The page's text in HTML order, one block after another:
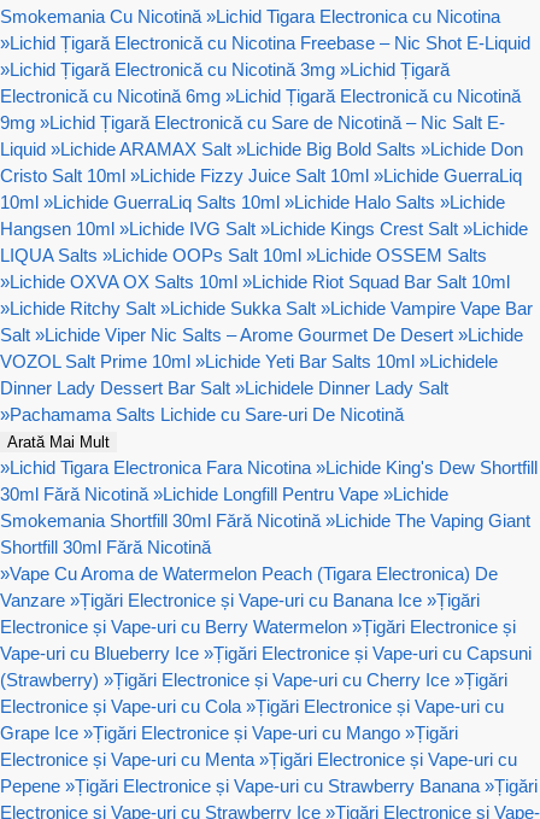
Smokemania Cu Nicotină »Lichid Tigara Electronica cu Nicotina
»Lichid Țigară Electronică cu Nicotina Freebase – Nic Shot E-Liquid
»Lichid Țigară Electronică cu Nicotină 3mg »Lichid Țigară
Electronică cu Nicotină 6mg »Lichid Țigară Electronică cu Nicotină
9mg »Lichid Țigară Electronică cu Sare de Nicotină – Nic Salt E-
Liquid »Lichide ARAMAX Salt »Lichide Big Bold Salts »Lichide Don
Cristo Salt 10ml »Lichide Fizzy Juice Salt 10ml »Lichide GuerraLiq
10ml »Lichide GuerraLiq Salts 10ml »Lichide Halo Salts »Lichide
Hangsen 10ml »Lichide IVG Salt »Lichide Kings Crest Salt »Lichide
LIQUA Salts »Lichide OOPs Salt 10ml »Lichide OSSEM Salts
»Lichide OXVA OX Salts 10ml »Lichide Riot Squad Bar Salt 10ml
»Lichide Ritchy Salt »Lichide Sukka Salt »Lichide Vampire Vape Bar
Salt »Lichide Viper Nic Salts – Arome Gourmet De Desert »Lichide
VOZOL Salt Prime 10ml »Lichide Yeti Bar Salts 10ml »Lichidele
Dinner Lady Dessert Bar Salt »Lichidele Dinner Lady Salt
»Pachamama Salts Lichide cu Sare-uri De Nicotină
Arată Mai Mult
»Lichid Tigara Electronica Fara Nicotina »Lichide King's Dew Shortfill
30ml Fără Nicotină »Lichide Longfill Pentru Vape »Lichide
Smokemania Shortfill 30ml Fără Nicotină »Lichide The Vaping Giant
Shortfill 30ml Fără Nicotină
»Vape Cu Aroma de Watermelon Peach (Tigara Electronica) De
Vanzare »Țigări Electronice și Vape-uri cu Banana Ice »Țigări
Electronice și Vape-uri cu Berry Watermelon »Țigări Electronice și
Vape-uri cu Blueberry Ice »Țigări Electronice și Vape-uri cu Capsuni
(Strawberry) »Țigări Electronice și Vape-uri cu Cherry Ice »Țigări
Electronice și Vape-uri cu Cola »Țigări Electronice și Vape-uri cu
Grape Ice »Țigări Electronice și Vape-uri cu Mango »Țigări
Electronice și Vape-uri cu Menta »Țigări Electronice și Vape-uri cu
Pepene »Țigări Electronice și Vape-uri cu Strawberry Banana »Țigări
Electronice și Vape-uri cu Strawberry Ice »Țigări Electronice și Vape-